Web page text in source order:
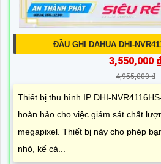
ĐẦU GHI DAHUA DHI-
3,550,000
4,955,000 ₫
Thiết bị thu hình IP DHI-
hoàn hảo cho việc giám sát chất
megapixel. Thiết bị này cho phép
nhỏ, kể cả...